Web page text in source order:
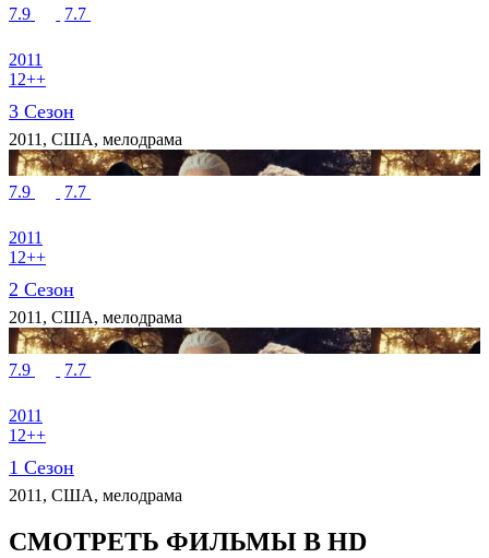
7.9 7.7
2011
12++
3 Сезон
2011, США, мелодрама
7.9 7.7
2011
12++
2 Сезон
2011, США, мелодрама
7.9 7.7
2011
12++
1 Сезон
2011, США, мелодрама
СМОТРЕТЬ ФИЛЬМЫ В HD